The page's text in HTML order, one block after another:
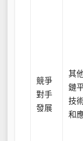
競爭
對手
發展
其
鏈
技
和